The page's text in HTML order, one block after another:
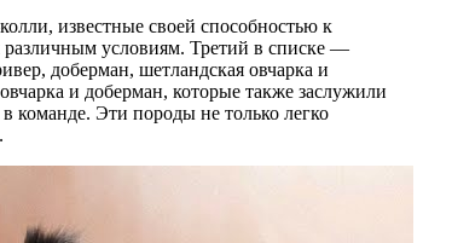
известные своей способностью к
различным условиям. Третий в списке —
доберман, шетландская овчарка и
и доберман, которые также заслужили
команде. Эти породы не только легко